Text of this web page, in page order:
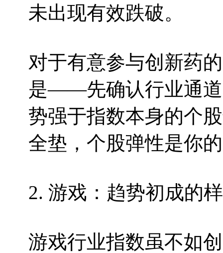
未出现有效跌破。
对于有意参与创新药
是——先确认行业通道
势强于指数本身的个
全垫，个股弹性是你
2. 游戏：趋势初成的
游戏行业指数虽不如